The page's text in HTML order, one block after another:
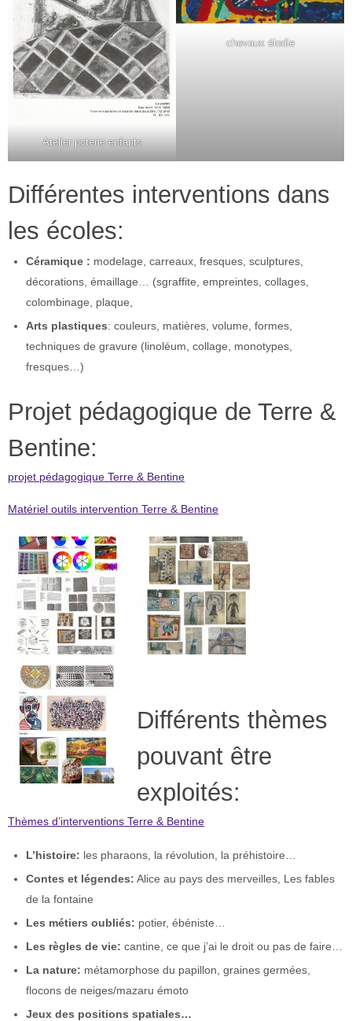
Atelier poterie enfants
chevaux élodie
Différentes interventions dans
les écoles:
Céramique : modelage, carreaux, fresques, sculptures,
décorations, émaillage… (sgraffite, empreintes, collages,
colombinage, plaque,
Arts plastiques: couleurs, matières, volume, formes,
techniques de gravure (linoléum, collage, monotypes,
fresques…)
Projet pédagogique de Terre &
Bentine:
projet pédagogique Terre & Bentine
Matériel outils intervention Terre & Bentine
Différents thèmes
pouvant être
exploités:
Thèmes d’interventions Terre & Bentine
L’histoire: les pharaons, la révolution, la préhistoire…
Contes et légendes: Alice au pays des merveilles, Les fables
de la fontaine
Les métiers oubliés: potier, ébéniste…
Les règles de vie: cantine, ce que j’ai le droit ou pas de faire…
La nature: métamorphose du papillon, graines germées,
flocons de neiges/mazaru émoto
Jeux des positions spatiales…